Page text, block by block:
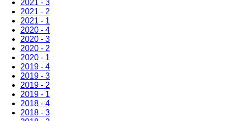
2021 - 3
2021 - 2
2021 - 1
2020 - 4
2020 - 3
2020 - 2
2020 - 1
2019 - 4
2019 - 3
2019 - 2
2019 - 1
2018 - 4
2018 - 3